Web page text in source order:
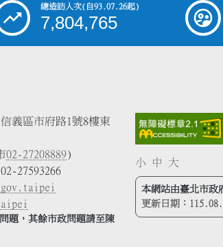
總造訪人次(自93.07.26起)
7,804,765
義區市府路1號8樓東
02-27208889)
27593266
題，其餘市政問題請至陳
小 中 大
本網站由臺北市政
更新日期：